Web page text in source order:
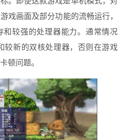
戏画面及部分功能的流畅运行，
和较强的处理器能力。通常情况
较新的双核处理器，否则在游戏
顿问题。